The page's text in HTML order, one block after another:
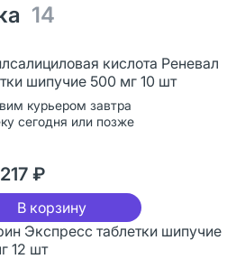
14
кислота Реневал
шипучие 500 мг 10 шт
курьером завтра
сегодня или позже
217 ₽
В корзину
Экспресс таблетки шипучие
12 шт